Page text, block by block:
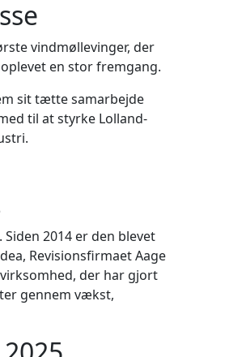
vindmøllevinger, der
en stor fremgang.
sit tætte samarbejde
til at styrke Lolland-
2014 er den blevet
Revisionsfirmaet Aage
der har gjort
gennem vækst,